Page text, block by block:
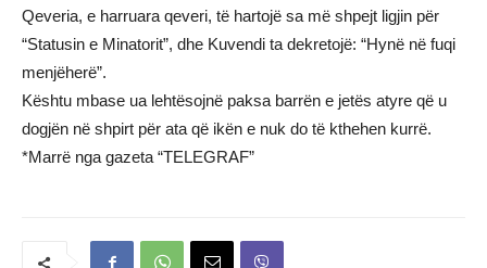
Qeveria, e harruara qeveri, të hartojë sa më shpejt ligjin për
“Statusin e Minatorit”, dhe Kuvendi ta dekretojë: “Hynë në fuqi
menjëherë”.
Kështu mbase ua lehtësojnë paksa barrën e jetës atyre që u
dogjën në shpirt për ata që ikën e nuk do të kthehen kurrë.
*Marrë nga gazeta “TELEGRAF”